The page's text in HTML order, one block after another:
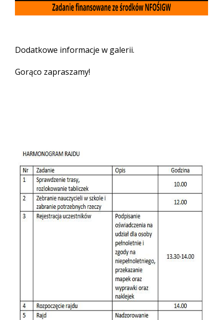
Dodatkowe informacje w galerii.
Gorąco zapraszamy!